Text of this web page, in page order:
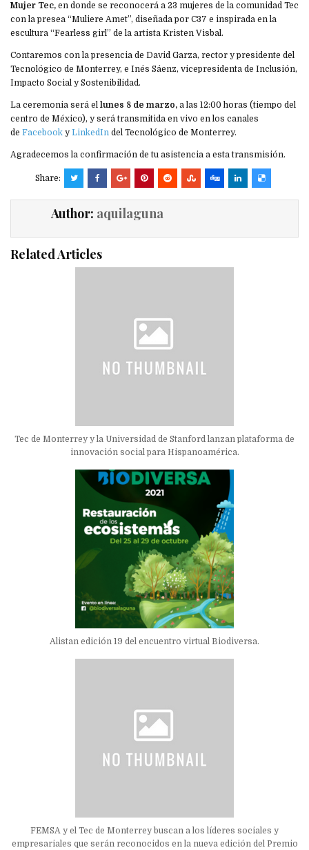
Mujer Tec, en donde se reconocerá a 23 mujeres de la comunidad Tec
con la presea “Muliere Amet”, diseñada por C37 e inspirada en la
escultura “Fearless girl” de la artista Kristen Visbal.
Contaremos con la presencia de David Garza, rector y presidente del
Tecnológico de Monterrey, e Inés Sáenz, vicepresidenta de Inclusión,
Impacto Social y Sostenibilidad.
La ceremonia será el lunes 8 de marzo, a las 12:00 horas (tiempo del
centro de México), y será transmitida en vivo en los canales
de Facebook y LinkedIn del Tecnológico de Monterrey.
Agradecemos la confirmación de tu asistencia a esta transmisión.
Share:
Author: aquilaguna
Related Articles
Tec de Monterrey y la Universidad de Stanford lanzan plataforma de
innovación social para Hispanoamérica.
Alistan edición 19 del encuentro virtual Biodiversa.
FEMSA y el Tec de Monterrey buscan a los líderes sociales y
empresariales que serán reconocidos en la nueva edición del Premio